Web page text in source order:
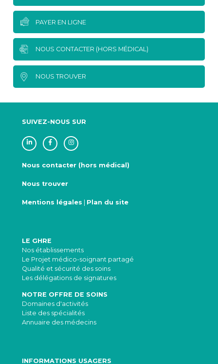
PAYER EN LIGNE
NOUS CONTACTER (HORS MÉDICAL)
NOUS TROUVER
SUIVEZ-NOUS SUR
Nous contacter (hors médical)
Nous trouver
Mentions légales | Plan du site
LE GHRE
Nos établissements
Le Projet médico-soignant partagé
Qualité et sécurité des soins
Les délégations de signatures
NOTRE OFFRE DE SOINS
Domaines d'activités
Liste des spécialités
Annuaire des médecins
INFORMATIONS USAGERS